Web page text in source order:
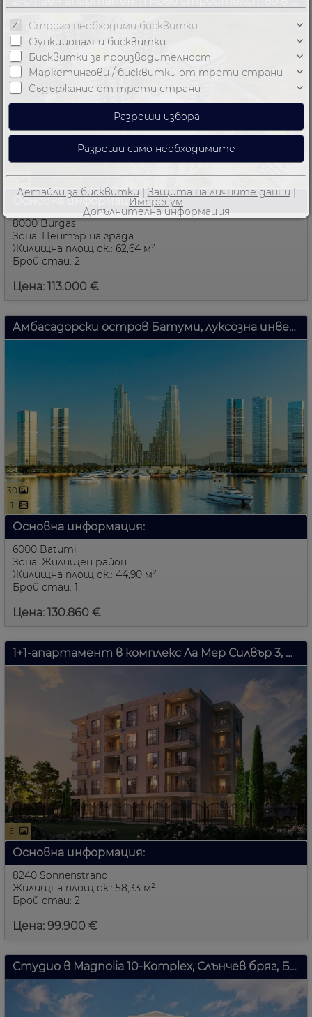
12
Основна информация:
8000 Burgas
Зона: Център на града
Цена: 113.000 €
Жилищна площ ок.: 62,64 м²
Брой стаи: 2
Амбасадорски остров Батуми, луксозна инвестиционна имот на брега в Грузия, Батуми – премиум студио с изглед към морето и острова
1
30
Основна информация:
6000 Batumi
Зона: Жилищен район
Цена: 130.860 €
Жилищна площ ок.: 44,90 м²
Брой стаи: 1
1+1-апартамент в комплекс Ла Мер Силвър 3, Свети Влас, България
5
Основна информация:
8240 Sonnenstrand
Цена: 99.900 €
Жилищна площ ок.: 58,33 м²
Брой стаи: 2
Студио в Magnolia 10-Komplex, Слънчев бряг, България
Строго необходими бисквитки
Функционални бисквитки
Бисквитки за производителност
Маркетингови / бисквитки от трети страни
Съдържание от трети страни
Детайли за бисквитки | Защита на личните данни |
Импресум
Допълнителна информация